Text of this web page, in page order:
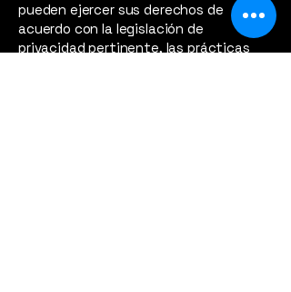
pueden ejercer sus derechos de
acuerdo con la legislación de
privacidad pertinente, las prácticas